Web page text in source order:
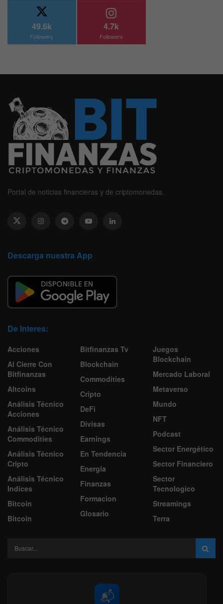
49.6k
Followers
4.7k
Followers
Portal de noticias financieras y de criptomonedas.
Descarga nuestra App
De Interes:
Acciones
Al Cierre Con
Bitfinanzas
Altcoins
Análisis Técnico
Acciones
Análisis Técnico
Commodities
Análisis Técnico
Cripto
Análisis Técnico
Indices
Bitcoin
Bitcoin
Bitfinanzas Tv
Blockchain
Commodities
Cripto
DeFi
Divisas
Earnings
En Tendencia
Energía
Finanzas
Formacion
Glosario
Juegos
Blockchain
Mercado Laboral
Metaverso
Mundo
NFT
Podcast
Sector Energético
Sector Financiero
Sector
Tecnologico
Streamings
Terra
📬